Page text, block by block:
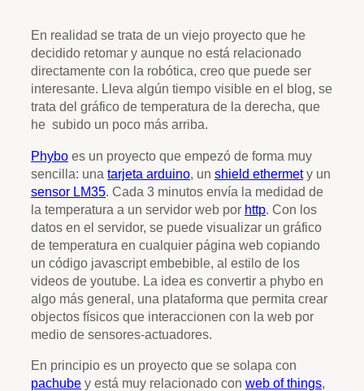
En realidad se trata de un viejo proyecto que he
decidido retomar y aunque no está relacionado
directamente con la robótica, creo que puede ser
interesante. Lleva algún tiempo visible en el blog, se
trata del gráfico de temperatura de la derecha, que
he subido un poco más arriba.
Phybo es un proyecto que empezó de forma muy
sencilla: una tarjeta arduino, un shield ethermety un
sensor LM35. Cada 3 minutos envía la medidad de
la temperatura a un servidor web por http. Con los
datos en el servidor, se puede visualizar un gráfico
de temperatura en cualquier página web copiando
un código javascript embebible, al estilo de los
videos de youtube. La idea es convertir a phybo en
algo más general, una plataforma que permita crear
objectos físicos que interaccionen con la web por
medio de sensores-actuadores.
En principio es un proyecto que se solapa con
pachube y está muy relacionado con web of things,